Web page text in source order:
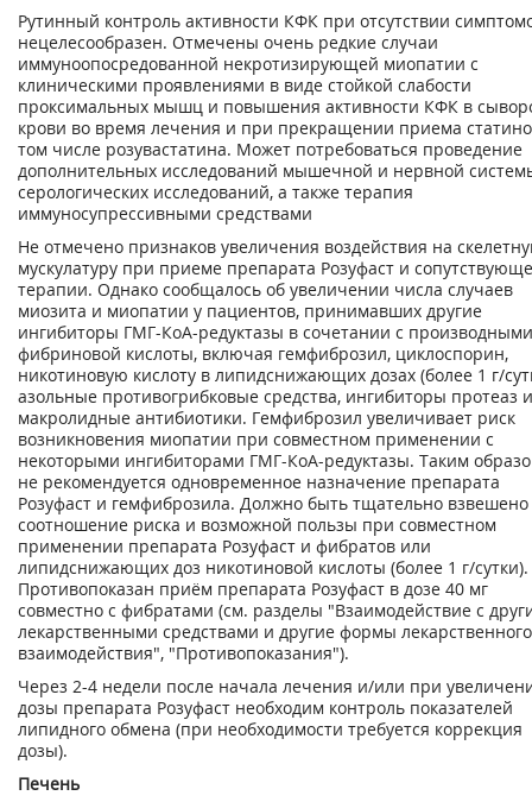
Рутинный контроль активности КФК при отсутствии
нецелесообразен. Отмечены очень редкие случаи
иммуноопосредованной некротизирующей миопатии с
клиническими проявлениями в виде стойкой слабости
проксимальных мышц и повышения активности КФК в
крови во время лечения и при прекращении приема
том числе розувастатина. Может потребоваться проведение
дополнительных исследований мышечной и нервной
серологических исследований, а также терапия
иммуносупрессивными средствами
Не отмечено признаков увеличения воздействия на
мускулатуру при приеме препарата Розуфаст и
терапии. Однако сообщалось об увеличении числа случаев
миозита и миопатии у пациентов, принимавших другие
ингибиторы ГМГ-КоА-редуктазы в сочетании с производными
фибриновой кислоты, включая гемфиброзил, циклоспорин,
никотиновую кислоту в липидснижающих дозах (более 1 г/
азольные противогрибковые средства, ингибиторы протеаз и
макролидные антибиотики. Гемфиброзил увеличивает риск
возникновения миопатии при совместном применении с
некоторыми ингибиторами ГМГ-КоА-редуктазы. Таким
не рекомендуется одновременное назначение препарата
Розуфаст и гемфиброзила. Должно быть тщательно взвешено
соотношение риска и возможной пользы при совместном
применении препарата Розуфаст и фибратов или
липидснижающих доз никотиновой кислоты (более 1 г/сутки).
Противопоказан приём препарата Розуфаст в дозе 40 мг
совместно с фибратами (см. разделы "Взаимодействие с
лекарственными средствами и другие формы лекарственного
взаимодействия", "Противопоказания").
Через 2-4 недели после начала лечения и/или при
дозы препарата Розуфаст необходим контроль показателей
липидного обмена (при необходимости требуется коррекция
дозы).
Печень